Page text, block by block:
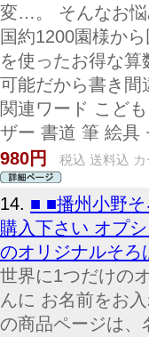
変…。 そんなお悩
国約1200園様か
を使ったお得な
可能だから書き間
関連ワード こど
ザー 書道 筆 絵具
980円
税込 送料込
14. ■ ■播州小野
購入下さい オプ
のオリジナルそろ
世界に1つだけの
んに お名前をお
の商品ページは、